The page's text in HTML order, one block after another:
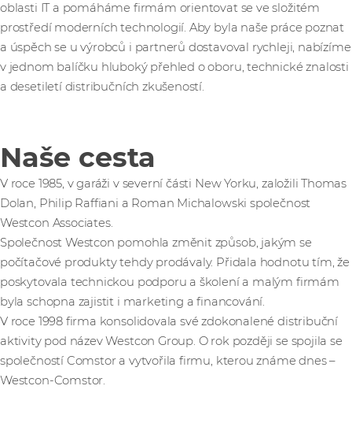
oblasti IT a pomáháme firmám orientovat se ve složitém
prostředí moderních technologií. Aby byla naše práce poznat
a úspěch se u výrobců i partnerů dostavoval rychleji, nabízíme
v jednom balíčku hluboký přehled o oboru, technické znalosti
a desetiletí distribučních zkušeností.
Naše cesta
V roce 1985, v garáži v severní části New Yorku, založili Thomas
Dolan, Philip Raffiani a Roman Michalowski společnost
Westcon Associates.
Společnost Westcon pomohla změnit způsob, jakým se
počítačové produkty tehdy prodávaly. Přidala hodnotu tím, že
poskytovala technickou podporu a školení a malým firmám
byla schopna zajistit i marketing a financování.
V roce 1998 firma konsolidovala své zdokonalené distribuční
aktivity pod název Westcon Group. O rok později se spojila se
společností Comstor a vytvořila firmu, kterou známe dnes –
Westcon-Comstor.